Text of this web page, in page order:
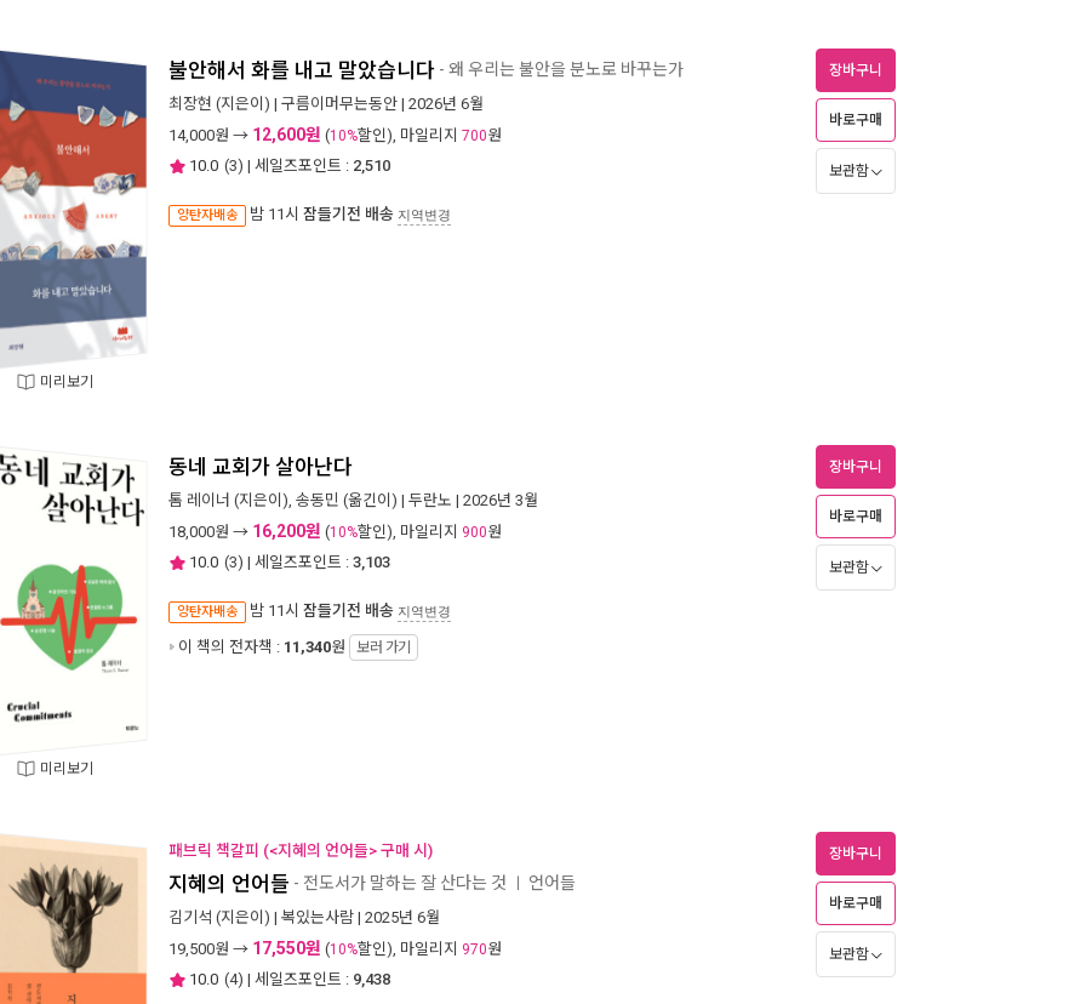
미리보기
불안해서 화를 내고 말았습니다 - 왜 우리는 불안을 분노로 바꾸는가
최장현 (지은이) | 구름이머무는동안 | 2026년 6월
14,000원 → 12,600원 (10%할인), 마일리지 700원
10.0 (3) | 세일즈포인트 : 2,510
양탄자배송 밤 11시 잠들기전 배송 지역변경
장바구니
바로구매
보관함
미리보기
동네 교회가 살아난다
톰 레이너 (지은이), 송동민 (옮긴이) | 두란노 | 2026년 3월
18,000원 → 16,200원 (10%할인), 마일리지 900원
10.0 (3) | 세일즈포인트 : 3,103
양탄자배송 밤 11시 잠들기전 배송 지역변경
이 책의 전자책 : 11,340원 보러 가기
장바구니
바로구매
보관함
패브릭 책갈피 (<지혜의 언어들> 구매 시)
지혜의 언어들 - 전도서가 말하는 잘 산다는 것 언어들
김기석 (지은이) | 복있는사람 | 2025년 6월
19,500원 → 17,550원 (10%할인), 마일리지 970원
10.0 (4) | 세일즈포인트 : 9,438
장바구니
바로구매
보관함